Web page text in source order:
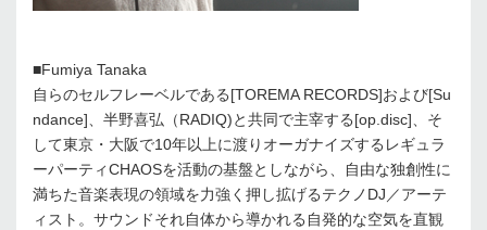
■Fumiya Tanaka
自らのセルフレーベルである[TOREMA RECORDS]および[Su
ndance]、半野喜弘（RADIQ)と共同で主宰する[op.disc]、そ
して東京・大阪で10年以上に渡りオーガナイズするレギュラ
ーパーティCHAOSを活動の基盤としながら、自由な独創性に
満ちた音楽表現の領域を力強く押し拡げるテクノDJ／アーテ
ィスト。サウンドそれ自体から導かれる自発的な空気を直観